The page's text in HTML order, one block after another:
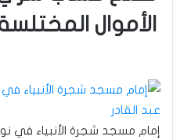
الأموال
إمام مسجد شجرة الأنبياء